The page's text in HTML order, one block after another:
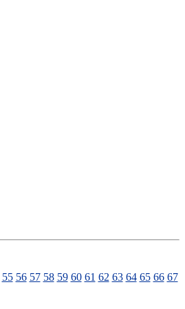
55 56 57 58 59 60 61 62 63 64 65 66 67